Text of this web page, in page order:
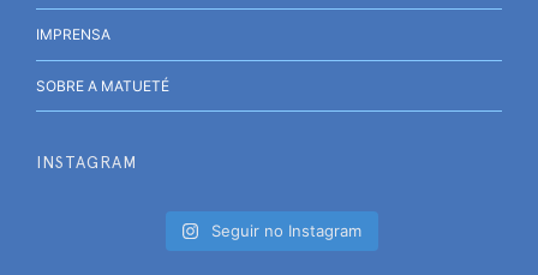
IMPRENSA
SOBRE A MATUETÉ
INSTAGRAM
Seguir no Instagram